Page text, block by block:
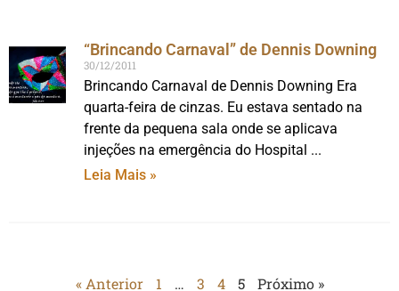
“Brincando Carnaval” de Dennis Downing
30/12/2011
Brincando Carnaval de Dennis Downing Era
quarta-feira de cinzas. Eu estava sentado na
frente da pequena sala onde se aplicava
injeções na emergência do Hospital
Leia Mais »
« Anterior 1 … 3 4 5 Próximo »